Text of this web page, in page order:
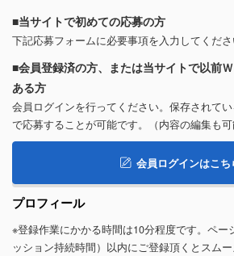
■当サイトで初めての応募の方
下記応募フォームに必要事項を入力してくださ
■会員登録済の方、または当サイトで以前
ある方
会員ログインを行ってください。保存されて
で応募することが可能です。（内容の編集も可
会員ログインはこち
プロフィール
※登録作業にかかる時間は10分程度です。ペー
ッション持続時間）以内にご登録頂くとスムー